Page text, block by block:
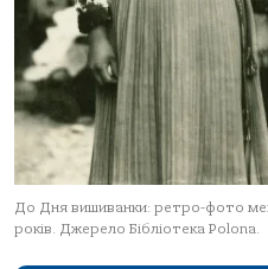
До Дня вишиванки: ретро-фото
років. Джерело Бібліотека Polona.